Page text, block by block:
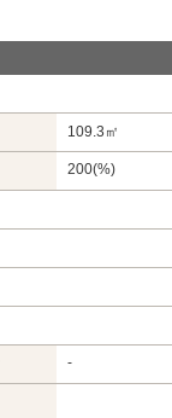
109.3㎡
200(%)
-